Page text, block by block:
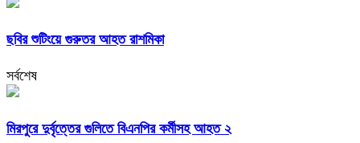
ছবির শুটিংয়ে গুরুতর আহত রাশমিকা
সর্বশেষ
মিরপুরে দুর্বৃত্তের গুলিতে বিএনপির কর্মীসহ আহত ২